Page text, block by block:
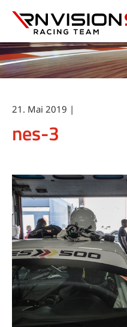
RN Vision STS
21. Mai 2019 |
nes-3